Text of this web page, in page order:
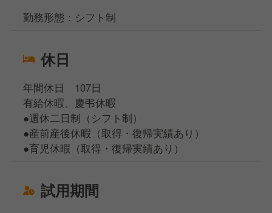
勤務形態：シフト制
休日
年間休日 107日
有給休暇、慶弔休暇
●週休二日制（シフト制）
●産前産後休暇（取得・復帰実績あり）
●育児休暇（取得・復帰実績あり）
試用期間